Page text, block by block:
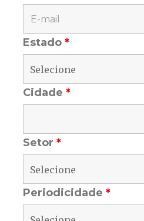
Estado*
Cidade*
Setor*
Periodicidade*